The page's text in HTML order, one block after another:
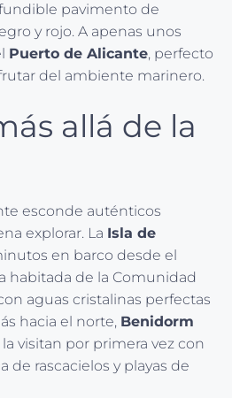
pavimento de
y rojo. A apenas unos
Puerto de Alicante, perfecto
del ambiente marinero.
allá de la
esconde auténticos
explorar. La Isla de
en barco desde el
habitada de la Comunidad
aguas cristalinas perfectas
hacia el norte, Benidorm
visitan por primera vez con
de rascacielos y playas de